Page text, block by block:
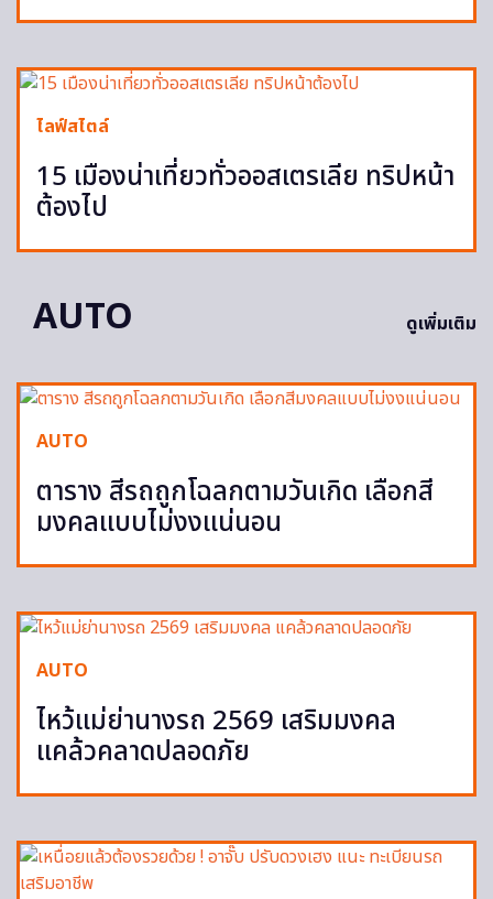
ไลฟ์สไตล์
15 เมืองน่าเที่ยวทั่วออสเตรเลีย ทริปหน้า
ต้องไป
AUTO ดูเพิ่มเติม
AUTO
ตาราง สีรถถูกโฉลกตามวันเกิด เลือกสี
มงคลแบบไม่งงแน่นอน
AUTO
ไหว้แม่ย่านางรถ 2569 เสริมมงคล
แคล้วคลาดปลอดภัย